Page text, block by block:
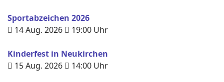
Sportabzeichen 2026
14 Aug. 2026
19:00 Uhr
Kinderfest in Neukirchen
15 Aug. 2026
14:00 Uhr